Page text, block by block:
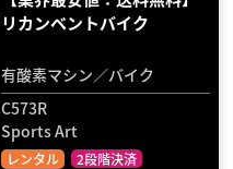
リカンベントバイク
有酸素マシン／バイク
C573R
Sports Art
レンタル 2段階決済